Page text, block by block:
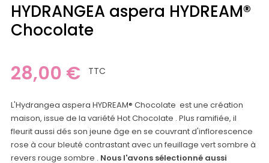
HYDRANGEA aspera HYDREAM®
Chocolate
28,00 € TTC
L'Hydrangea aspera HYDREAM® Chocolate est une création
maison, issue de la variété Hot Chocolate . Plus ramifiée, il
fleurit aussi dés son jeune âge en se couvrant d'inflorescence
rose à cour bleuté contrastant avec un feuillage vert sombre à
revers rouge sombre . Nous l'avons sélectionné aussi